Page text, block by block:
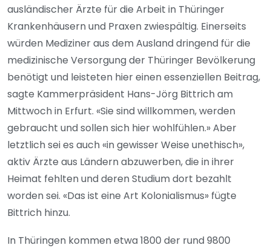
ausländischer Ärzte für die Arbeit in Thüringer
Krankenhäusern und Praxen zwiespältig. Einerseits
würden Mediziner aus dem Ausland dringend für die
medizinische Versorgung der Thüringer Bevölkerung
benötigt und leisteten hier einen essenziellen Beitrag,
sagte Kammerpräsident Hans-Jörg Bittrich am
Mittwoch in Erfurt. «Sie sind willkommen, werden
gebraucht und sollen sich hier wohlfühlen.» Aber
letztlich sei es auch «in gewisser Weise unethisch»,
aktiv Ärzte aus Ländern abzuwerben, die in ihrer
Heimat fehlten und deren Studium dort bezahlt
worden sei. «Das ist eine Art Kolonialismus» fügte
Bittrich hinzu.
In Thüringen kommen etwa 1800 der rund 9800